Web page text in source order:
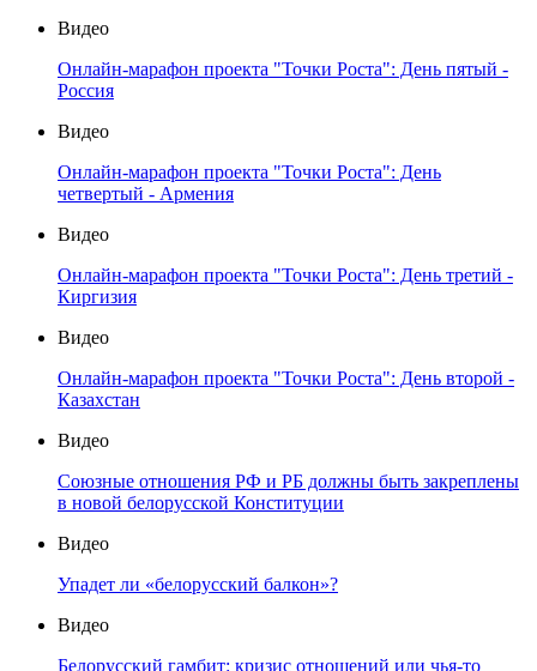
Видео
Онлайн-марафон проекта "Точки Роста": День пятый -
Россия
Видео
Онлайн-марафон проекта "Точки Роста": День
четвертый - Армения
Видео
Онлайн-марафон проекта "Точки Роста": День третий -
Киргизия
Видео
Онлайн-марафон проекта "Точки Роста": День второй -
Казахстан
Видео
Союзные отношения РФ и РБ должны быть закреплены
в новой белорусской Конституции
Видео
Упадет ли «белорусский балкон»?
Видео
Белорусский гамбит: кризис отношений или чья-то